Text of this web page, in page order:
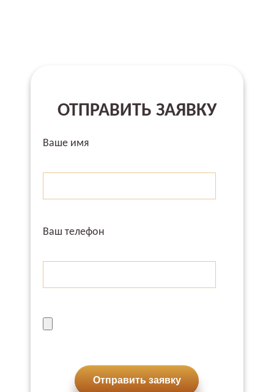
ОТПРАВИТЬ ЗАЯВКУ
Ваше имя
Ваш телефон
Отправить заявку